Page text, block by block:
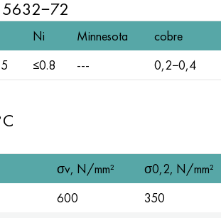
5632−72
Ni Minnesota cobre
≤0.8 --- 0,2−0,4
σv, N/mm² σ0,2, N/mm²
600 350